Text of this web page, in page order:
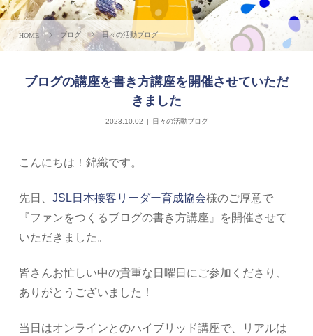
ブログ 日々の活動ブログ
ブログの講座を書き方講座を開催させていただ
きました
2023.10.02 日々の活動ブログ
こんにちは！錦織です。
先日、JSL日本接客リーダー育成協会様のご厚意で
『ファンをつくるブログの書き方講座』を開催させて
いただきました。
皆さんお忙しい中の貴重な日曜日にご参加くださり、
ありがとうございました！
当日はオンラインとのハイブリッド講座で、リアルは